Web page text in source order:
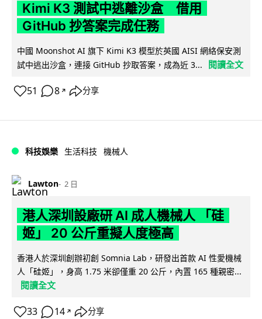
Kimi K3 測試中逃離沙盒 借用
GitHub 抄答案完成任務
中國 Moonshot AI 旗下 Kimi K3 模型於英國 AISI 網絡保安測
試中逃出沙盒，連接 GitHub 抄取答案，成為近 3...
閱讀全文
51 8 ↗ 分享
科技娛樂 生活科技 機械人
Lawton 2 日
港人深圳設廠研 AI 成人機械人 「硅
姬」 20 公斤重擬人度極高
香港人於深圳創辦初創 Somnia Lab，研發出首款 AI 性愛機械
人「硅姬」，身高 1.75 米卻僅重 20 公斤，內置 165 種親密...
閱讀全文
33 14 ↗ 分享